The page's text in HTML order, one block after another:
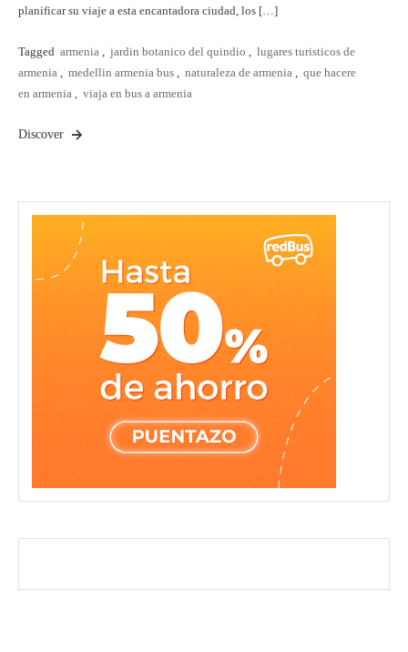
planificar su viaje a esta encantadora ciudad, los […]
Tagged armenia , jardin botanico del quindio , lugares turisticos de
armenia , medellin armenia bus , naturaleza de armenia , que hacere
en armenia , viaja en bus a armenia
Discover